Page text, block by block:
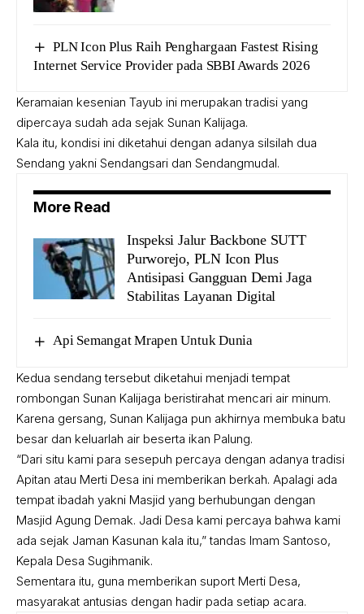
PLN Icon Plus Raih Penghargaan Fastest Rising
Internet Service Provider pada SBBI Awards 2026
Keramaian kesenian Tayub ini merupakan tradisi yang
dipercaya sudah ada sejak Sunan Kalijaga.
Kala itu, kondisi ini diketahui dengan adanya silsilah dua
Sendang yakni Sendangsari dan Sendangmudal.
More Read
Inspeksi Jalur Backbone SUTT
Purworejo, PLN Icon Plus
Antisipasi Gangguan Demi Jaga
Stabilitas Layanan Digital
Api Semangat Mrapen Untuk Dunia
Kedua sendang tersebut diketahui menjadi tempat
rombongan Sunan Kalijaga beristirahat mencari air minum.
Karena gersang, Sunan Kalijaga pun akhirnya membuka batu
besar dan keluarlah air beserta ikan Palung.
“Dari situ kami para sesepuh percaya dengan adanya tradisi
Apitan atau Merti Desa ini memberikan berkah. Apalagi ada
tempat ibadah yakni Masjid yang berhubungan dengan
Masjid Agung Demak. Jadi Desa kami percaya bahwa kami
ada sejak Jaman Kasunan kala itu,” tandas Imam Santoso,
Kepala Desa Sugihmanik.
Sementara itu, guna memberikan suport Merti Desa,
masyarakat antusias dengan hadir pada setiap acara.